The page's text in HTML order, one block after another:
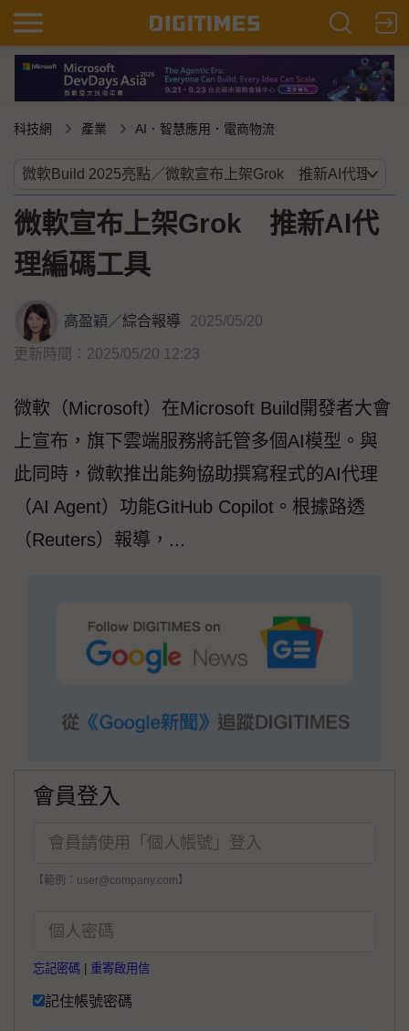
科技網 產業 AI．智慧應用．電商物流
微軟宣布上架Grok 推新AI代
理編碼工具
高盈穎／綜合報導 2025/05/20
更新時間：2025/05/20 12:23
微軟（Microsoft）在Microsoft Build開發者大會
上宣布，旗下雲端服務將託管多個AI模型。與
此同時，微軟推出能夠協助撰寫程式的AI代理
（AI Agent）功能GitHub Copilot。根據路透
（Reuters）報導，...
會員登入
【範例：user@company.com】
忘記密碼 重寄啟用信
記住帳號密碼